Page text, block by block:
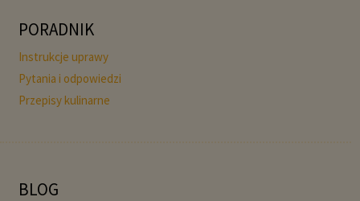
PORADNIK
Instrukcje uprawy
Pytania i odpowiedzi
Przepisy kulinarne
BLOG